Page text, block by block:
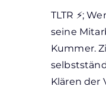
TLTR ⚡;
seine
Kummer.
Klären der